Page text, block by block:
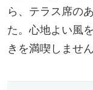
ら、テラス席の
た。心地よい風
きを満喫しませ